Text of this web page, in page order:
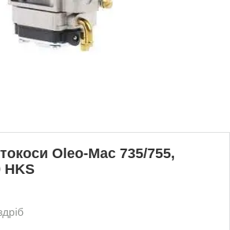
Oleo-Mac 735/755,
HKS